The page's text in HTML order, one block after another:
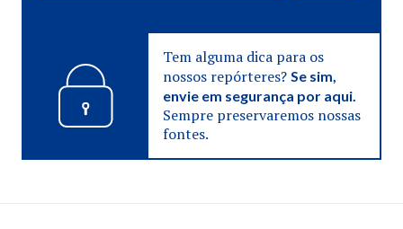
Tem alguma dica para os
nossos repórteres? Se sim,
envie em segurança por aqui.
Sempre preservaremos nossas
fontes.